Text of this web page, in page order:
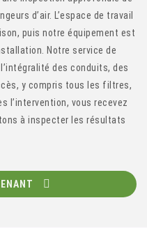
d’air. L’espace de travail
puis notre équipement est
Notre service de
des conduits, des
y compris tous les filtres,
l’intervention, vous recevez
à inspecter les résultats